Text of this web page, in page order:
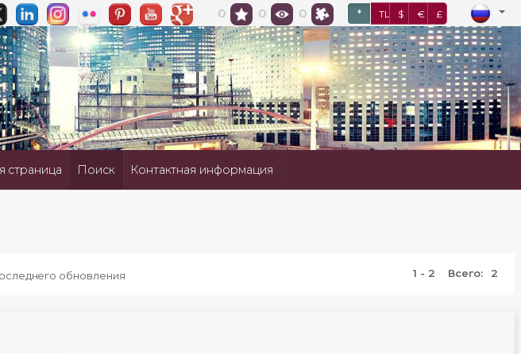
0 0 0 * TL $ € £
страница Поиск Контактная информация
обновления 1 - 2 Всего: 2